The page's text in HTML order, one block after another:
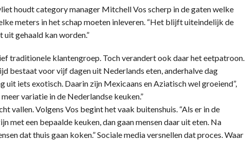
houdt category manager Mitchell Vos scherp in de gaten welke
meters in het schap moeten inleveren. “Het blijft uiteindelijk de
gehaald kan worden.”
traditionele klantengroep. Toch verandert ook daar het eetpatroon.
bestaat voor vijf dagen uit Nederlands eten, anderhalve dag
uit iets exotisch. Daarin zijn Mexicaans en Aziatisch wel groeiend”,
variatie in de Nederlandse keuken.”
vallen. Volgens Vos begint het vaak buitenshuis. “Als er in de
met een bepaalde keuken, dan gaan mensen daar uit eten. Na
dat thuis gaan koken.” Sociale media versnellen dat proces. Waar